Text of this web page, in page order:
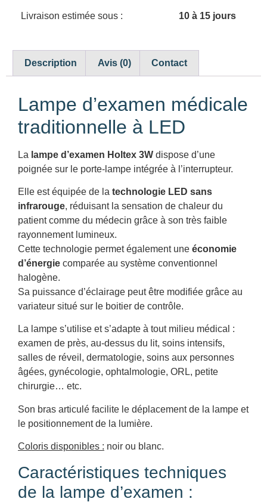
Livraison estimée sous : 10 à 15 jours
Description Avis (0) Contact
Lampe d’examen médicale
traditionnelle à LED
La lampe d’examen Holtex 3W dispose d’une
poignée sur le porte-lampe intégrée à l’interrupteur.
Elle est équipée de la technologie LED sans
infrarouge, réduisant la sensation de chaleur du
patient comme du médecin grâce à son très faible
rayonnement lumineux.
Cette technologie permet également une économie
d’énergie comparée au système conventionnel
halogène.
Sa puissance d’éclairage peut être modifiée grâce au
variateur situé sur le boitier de contrôle.
La lampe s’utilise et s’adapte à tout milieu médical :
examen de près, au-dessus du lit, soins intensifs,
salles de réveil, dermatologie, soins aux personnes
âgées, gynécologie, ophtalmologie, ORL, petite
chirurgie… etc.
Son bras articulé facilite le déplacement de la lampe et
le positionnement de la lumière.
Coloris disponibles : noir ou blanc.
Caractéristiques techniques
de la lampe d’examen :